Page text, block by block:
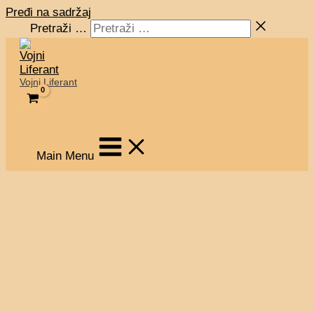
Pređi na sadržaj
Pretraži …
Vojni Liferant
Main Menu